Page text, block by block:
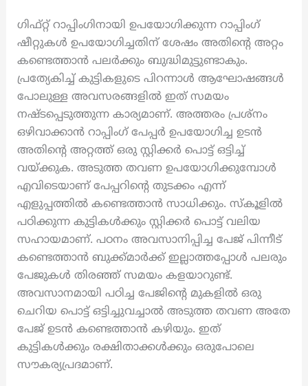
ഗിഫ്റ്റ് റാപ്പിംഗിനായി ഉപയോഗിക്കുന്ന റാപ്പിംഗ്
ഷീറ്റുകൾ ഉപയോഗിച്ചതിന് ശേഷം അതിന്റെ അറ്റം
കണ്ടെത്താൻ പലർക്കും ബുദ്ധിമുട്ടുണ്ടാകും.
പ്രത്യേകിച്ച് കുട്ടികളുടെ പിറന്നാൾ ആഘോഷങ്ങൾ
പോലുള്ള അവസരങ്ങളിൽ ഇത് സമയം
നഷ്ടപ്പെടുത്തുന്ന കാര്യമാണ്. അത്തരം പ്രശ്നം
ഒഴിവാക്കാൻ റാപ്പിംഗ് പേപ്പർ ഉപയോഗിച്ച ഉടൻ
അതിന്റെ അറ്റത്ത് ഒരു സ്റ്റിക്കർ പൊട്ട് ഒട്ടിച്ച്
വയ്ക്കുക. അടുത്ത തവണ ഉപയോഗിക്കുമ്പോൾ
എവിടെയാണ് പേപ്പറിന്റെ തുടക്കം എന്ന്
എളുപ്പത്തിൽ കണ്ടെത്താൻ സാധിക്കും. സ്കൂളിൽ
പഠിക്കുന്ന കുട്ടികൾക്കും സ്റ്റിക്കർ പൊട്ട് വലിയ
സഹായമാണ്. പഠനം അവസാനിപ്പിച്ച പേജ് പിന്നീട്
കണ്ടെത്താൻ ബുക്ക്മാർക്ക് ഇല്ലാത്തപ്പോൾ പലരും
പേജുകൾ തിരഞ്ഞ് സമയം കളയാറുണ്ട്.
അവസാനമായി പഠിച്ച പേജിന്റെ മുകളിൽ ഒരു
ചെറിയ പൊട്ട് ഒട്ടിച്ചുവച്ചാൽ അടുത്ത തവണ അതേ
പേജ് ഉടൻ കണ്ടെത്താൻ കഴിയും. ഇത്
കുട്ടികൾക്കും രക്ഷിതാക്കൾക്കും ഒരുപോലെ
സൗകര്യപ്രദമാണ്.